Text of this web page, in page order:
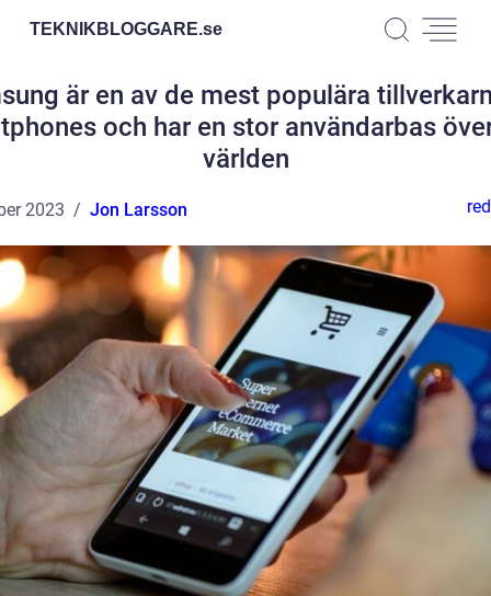
TEKNIKBLOGGARE.se
är en av de mest populära
och har en stor användarbas
världen
2023 Jon Larsson